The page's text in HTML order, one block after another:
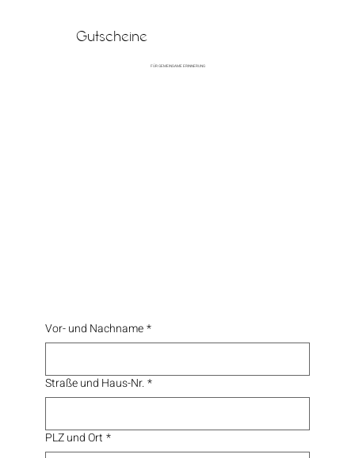
Vor- und Nachname*
Straße und Haus-Nr. *
PLZ und Ort *
Gutscheine
FÜR GEMEINSAME ERINNERUNG